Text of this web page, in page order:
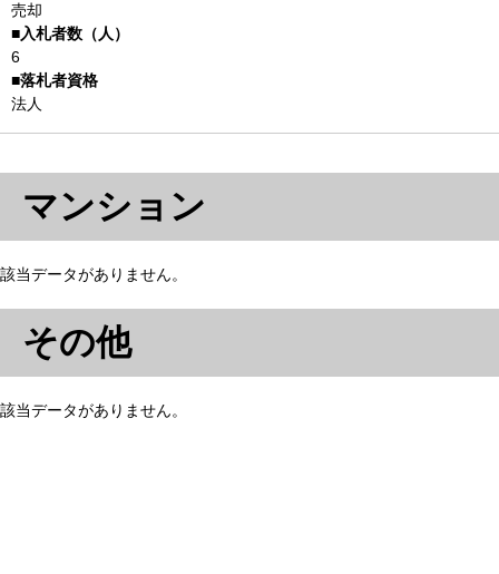
売却
6
法人
マンション
該当データがありません。
その他
該当データがありません。